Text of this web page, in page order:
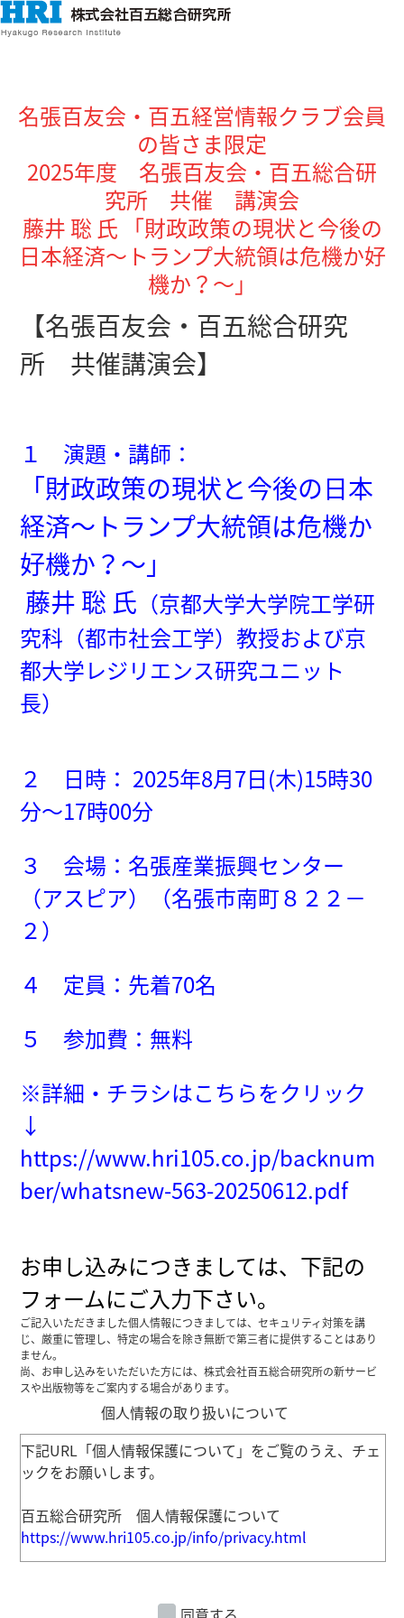
名張百友会・百五経営情報クラブ会員
の皆さま限定
2025年度 名張百友会・百五総合研
究所 共催 講演会
藤井 聡 氏 「財政政策の現状と今後の
日本経済～トランプ大統領は危機か好
機か？～」
【名張百友会・百五総合研究
所 共催講演会】
１ 演題・講師：
「財政政策の現状と今後の日本
経済～トランプ大統領は危機か
好機か？～」
藤井 聡 氏 （京都大学大学院工学研
究科（都市社会工学）教授および京
都大学レジリエンス研究ユニット
長）
２ 日時： 2025年8月7日(木)15時30
分～17時00分
３ 会場：名張産業振興センター
（アスピア）
（名張市南町８２２－
２）
４ 定員：先着70名
５ 参加費：無料
※詳細・チラシはこちらをクリック
↓
https://www.hri105.co.jp/backnum
ber/whatsnew-563-20250612.pdf
お申し込みにつきましては、下記の
フォームにご入力下さい。
ご記入いただきました個人情報につきましては、セキュリティ対策を講
じ、厳重に管理し、特定の場合を除き無断で第三者に提供することはあり
ません。
尚、お申し込みをいただいた方には、株式会社百五総合研究所の新サービ
スや出版物等をご案内する場合があります。
個人情報の取り扱いについて
下記URL「個人情報保護について」をご覧のうえ、チェ
ックをお願いします。
百五総合研究所 個人情報保護について
https://www.hri105.co.jp/info/privacy.html